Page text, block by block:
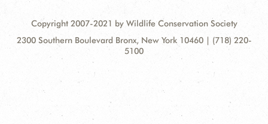
Copyright 2007-2021 by Wildlife Conservation Society
Contact
Information
Address:
2300 Southern Boulevard Bronx, New York 10460 | (718) 220-
5100